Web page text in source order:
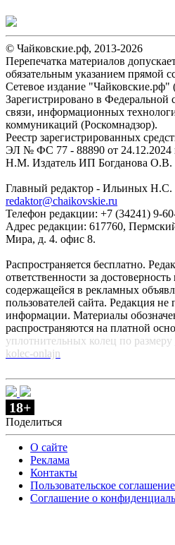
© Чайковские.рф, 2013-2026
Перепечатка материалов
обязательным указанием прямой
Сетевое издание "Чайковские.рф"
Зарегистрировано в Федеральной
связи, информационных
коммуникаций (Роскомнадзор).
Реестр зарегистрированных
ЭЛ № ФС 77 - 88890 от 24.12.2024
Н.М. Издатель ИП Богданова О.В.
Главный редактор - Ильиных Н.С.
redaktor@chaikovskie.ru
Телефон редакции: +7 (34241) 9-
Адрес редакции: 617760,
Мира, д. 4. офис 8.
Распространяется бесплатно.
ответственности за
содержащейся в рекламных
пользователей сайта. Редакция не
информации. Материалы
распространяются на платной
уплотнительных колец по размеру
kolec-onlajn
18+
Поделиться
О сайте
Реклама
Контакты
Пользовательское соглашение
Соглашение о